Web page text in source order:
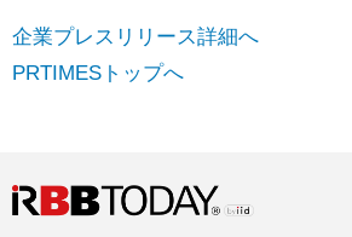
企業プレスリリース詳細へ
PRTIMESトップへ